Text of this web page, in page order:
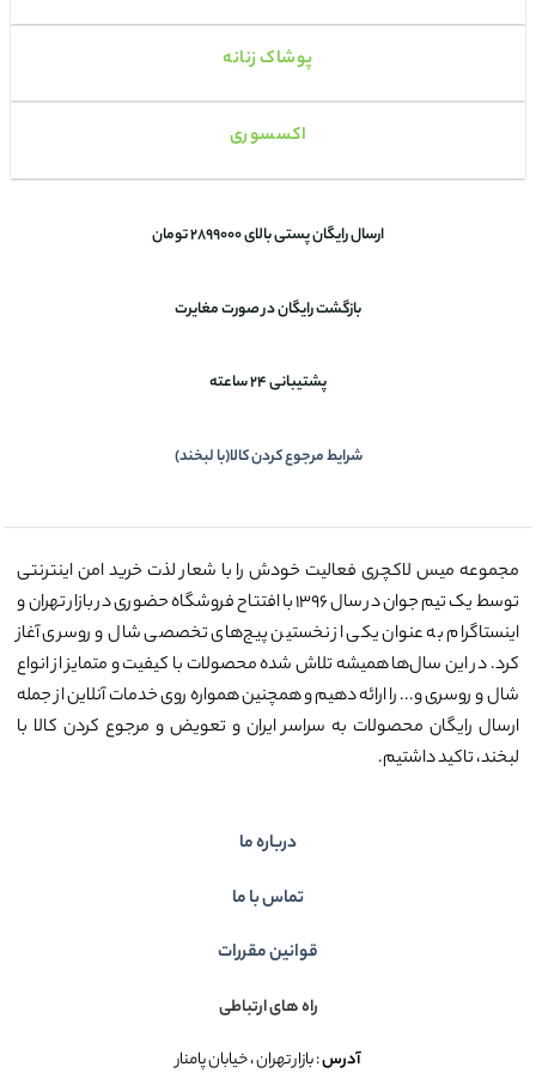
پوشاک زنانه
اکسسوری
ارسال رایگان پستی بالای 2899000 تومان
بازگشت رایگان در صورت مغایرت
پشتیبانی 24 ساعته
شرایط مرجوع کردن کالا(با لبخند)
مجموعه میس لاکچری فعالیت خودش را با شعار لذت خرید امن اینترنتی
توسط یک تیم جوان در سال ۱۳۹۶ با افتتاح فروشگاه حضوری در بازار تهران و
اینستاگرام به عنوان یکی از نخستین پیج‌های تخصصی شال و روسری آغاز
کرد. در این سال‌ها همیشه تلاش شده محصولات با کیفیت و متمایز از انواع
شال و روسری و... را ارائه دهیم و همچنین همواره روی خدمات آنلاین از جمله
ارسال رایگان محصولات به سراسر ایران و تعویض و مرجوع کردن کالا با
لبخند، تاکید داشتیم.
درباره ما
تماس با ما
قوانین مقررات
راه های ارتباطی
آدرس: بازار تهران ، خیابان پامنار